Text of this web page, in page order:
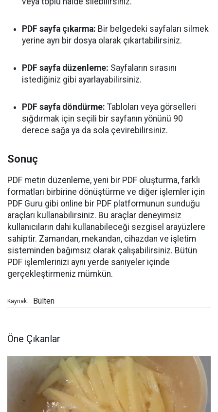
PDF sayfa çıkarma: Bir belgedeki sayfaları silmek
yerine ayrı bir dosya olarak çıkartabilirsiniz.
PDF sayfa düzenleme: Sayfaların sırasını
istediğiniz gibi ayarlayabilirsiniz.
PDF sayfa döndürme: Tabloları veya görselleri
sığdırmak için seçili bir sayfanın yönünü 90
derece sağa ya da sola çevirebilirsiniz.
Sonuç
PDF metin düzenleme, yeni bir PDF oluşturma, farklı
formatları birbirine dönüştürme ve diğer işlemler için
PDF Guru gibi online bir PDF platformunun sunduğu
araçları kullanabilirsiniz. Bu araçlar deneyimsiz
kullanıcıların dahi kullanabileceği sezgisel arayüzlere
sahiptir. Zamandan, mekandan, cihazdan ve işletim
sisteminden bağımsız olarak çalışabilirsiniz. Bütün
PDF işlemlerinizi aynı yerde saniyeler içinde
gerçekleştirmeniz mümkün.
Kaynak: Bülten
Öne Çıkanlar